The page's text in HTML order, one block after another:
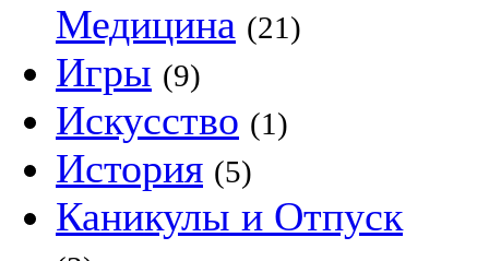
Медицина (21)
Игры (9)
Искусство (1)
История (5)
Каникулы и Отпуск